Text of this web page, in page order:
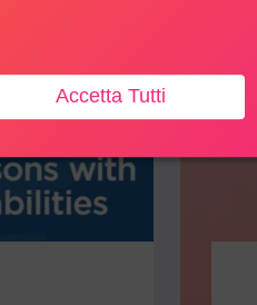
Accetta Tutti